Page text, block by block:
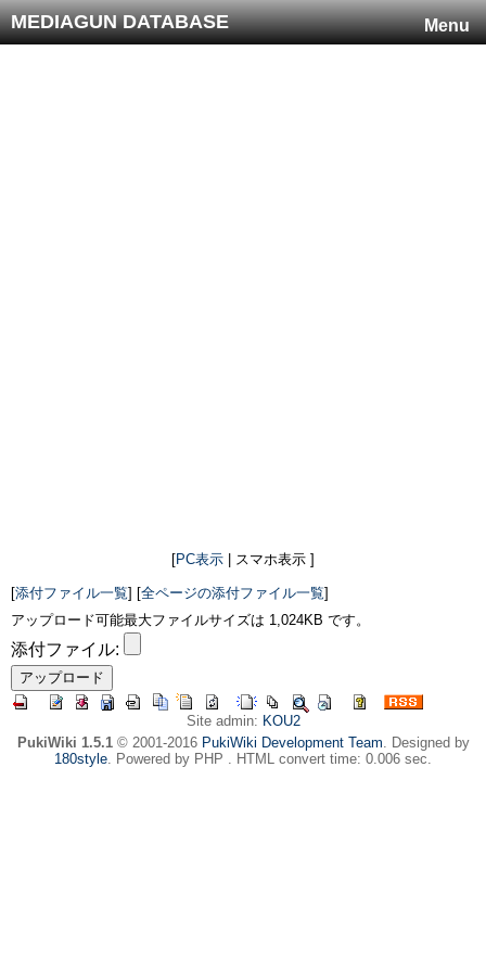
Menu
MEDIAGUN DATABASE
[PC表示 | スマホ表示 ]
[添付ファイル一覧] [全ページの添付ファイル一覧]
アップロード可能最大ファイルサイズは 1,024KB です。
添付ファイル:
Site admin: KOU2
PukiWiki 1.5.1© 2001-2016 PukiWiki Development Team. Designed by
180style. Powered by PHP . HTML convert time: 0.006 sec.